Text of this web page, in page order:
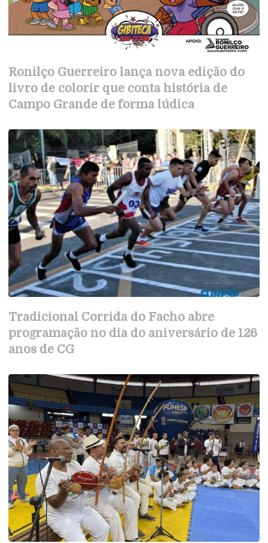
Ronilço Guerreiro lança nova edição do
livro de colorir que conta história de
Campo Grande de forma lúdica
Tradicional Corrida do Facho abre
programação no dia do aniversário de 126
anos de CG